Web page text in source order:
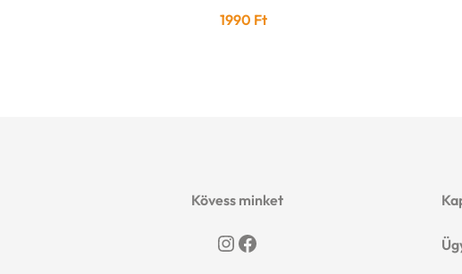
1990 Ft
Kövess minket
Instagram
Facebook